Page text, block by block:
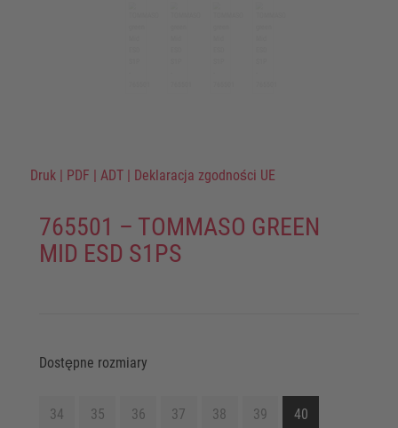
Druk | PDF | ADT | Deklaracja zgodności UE
765501 – TOMMASO GREEN
MID ESD S1PS
Dostępne rozmiary
34 35 36 37 38 39 40